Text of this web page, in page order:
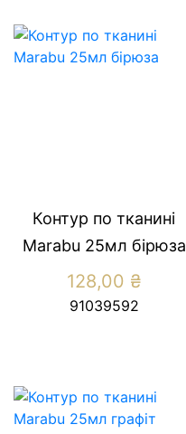
Контур по тканині
Marabu 25мл бірюза
128,00 ₴
91039592